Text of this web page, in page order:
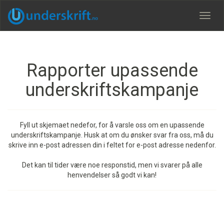
Meny
Rapporter upassende
underskriftskampanje
Fyll ut skjemaet nedefor, for å varsle oss om en upassende
underskriftskampanje. Husk at om du ønsker svar fra oss, må du
skrive inn e-post adressen din i feltet for e-post adresse nedenfor.
Det kan til tider være noe responstid, men vi svarer på alle
henvendelser så godt vi kan!